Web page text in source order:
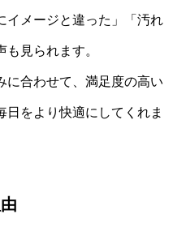
イメージと違った」「汚れ
見られます。
に合わせて、満足度の高い
をより快適にしてくれま